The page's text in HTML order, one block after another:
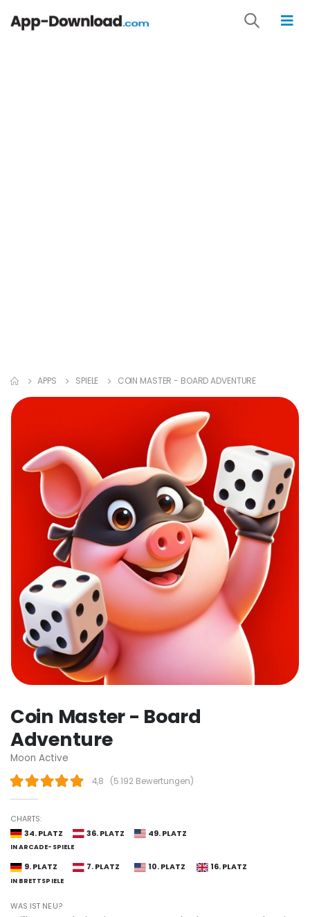
APPS SPIELE COIN MASTER - BOARD ADVENTURE
Coin Master - Board
Adventure
Moon Active
4,8 (5.192 Bewertungen)
CHARTS:
34. PLATZ
36. PLATZ 49. PLATZ
IN ARCADE-SPIELE
9. PLATZ 7. PLATZ 10. PLATZ 16. PLATZ
IN BRETTSPIELE
WAS IST NEU?